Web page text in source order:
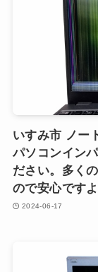
いすみ市 ノー
パソコンイン
ださい。多く
ので安心ですよ
2024-06-17